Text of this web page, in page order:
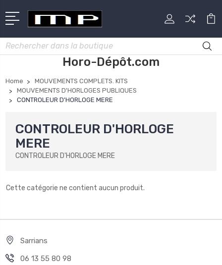
Rechercher
Horo-Dépôt.com
Home
MOUVEMENTS COMPLETS. KITS
MOUVEMENTS D'HORLOGES PUBLIQUES
CONTROLEUR D'HORLOGE MERE
CONTROLEUR D'HORLOGE
MERE
CONTROLEUR D'HORLOGE MERE
Cette catégorie ne contient aucun produit.
Sarrians
06 13 55 80 98